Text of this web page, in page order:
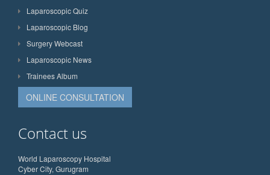
Laparoscopic Quiz
Laparoscopic Blog
Surgery Webcast
Laparoscopic News
Trainees Album
ONLINE CONSULTATION
Contact us
World Laparoscopy Hospital
Cyber City, Gurugram